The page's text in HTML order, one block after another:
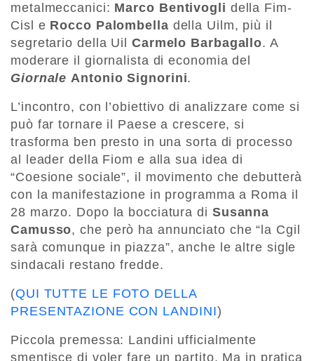
metalmeccanici: Marco Bentivogli della Fim-
Cisl e Rocco Palombella della Uilm, più il
segretario della Uil Carmelo Barbagallo. A
moderare il giornalista di economia del
Giornale Antonio Signorini.
L’incontro, con l’obiettivo di analizzare come si
può far tornare il Paese a crescere, si
trasforma ben presto in una sorta di processo
al leader della Fiom e alla sua idea di
“Coesione sociale”, il movimento che debutterà
con la manifestazione in programma a Roma il
28 marzo. Dopo la bocciatura di Susanna
Camusso, che però ha annunciato che “la Cgil
sarà comunque in piazza”, anche le altre sigle
sindacali restano fredde.
(QUI TUTTE LE FOTO DELLA
PRESENTAZIONE CON LANDINI)
Piccola premessa: Landini ufficialmente
smentisce di voler fare un partito. Ma in pratica